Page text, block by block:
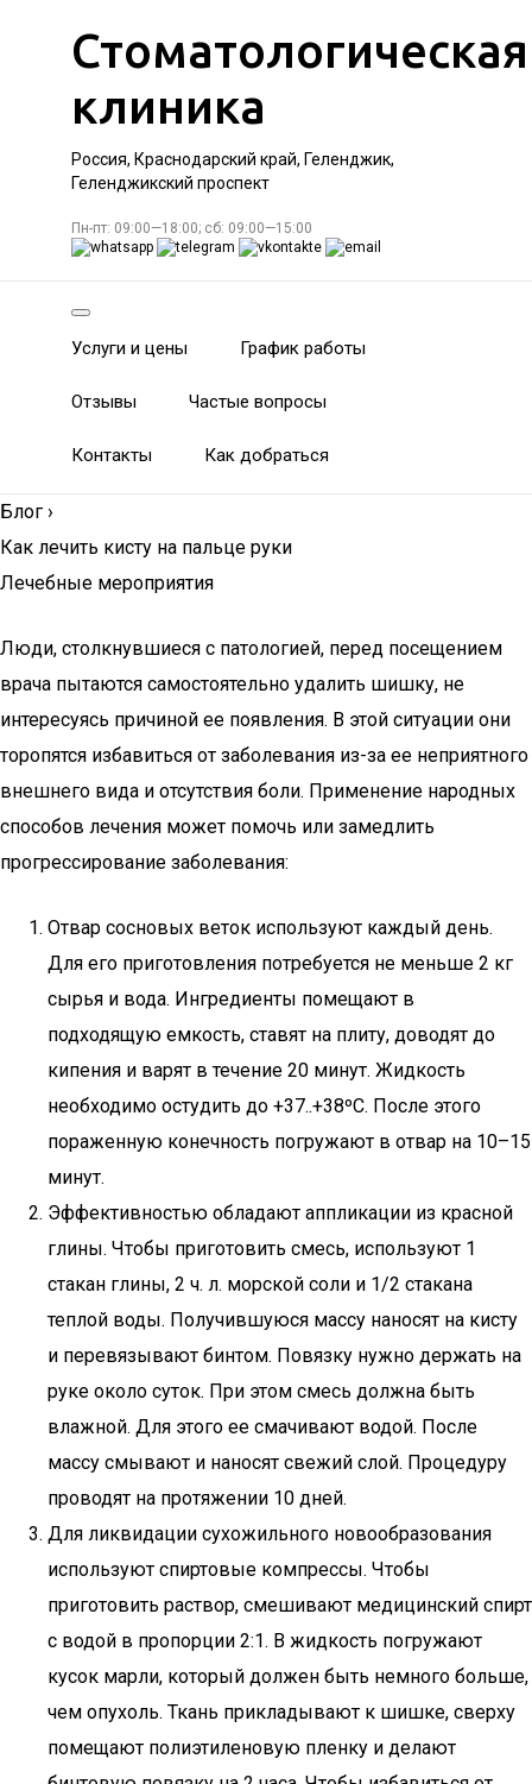
Стоматологическая
клиника
Россия, Краснодарский край, Геленджик,
Геленджикский проспект
Пн-пт: 09:00—18:00; сб: 09:00—15:00
Услуги и цены График работы
Отзывы Частые вопросы
Контакты Как добраться
Блог ›
Как лечить кисту на пальце руки
Лечебные мероприятия
Люди, столкнувшиеся с патологией, перед посещением
врача пытаются самостоятельно удалить шишку, не
интересуясь причиной ее появления. В этой ситуации они
торопятся избавиться от заболевания из-за ее неприятного
внешнего вида и отсутствия боли. Применение народных
способов лечения может помочь или замедлить
прогрессирование заболевания:
Отвар сосновых веток используют каждый день.
Для его приготовления потребуется не меньше 2 кг
сырья и вода. Ингредиенты помещают в
подходящую емкость, ставят на плиту, доводят до
кипения и варят в течение 20 минут. Жидкость
необходимо остудить до +37..+38ºC. После этого
пораженную конечность погружают в отвар на 10–15
минут.
Эффективностью обладают аппликации из красной
глины. Чтобы приготовить смесь, используют 1
стакан глины, 2 ч. л. морской соли и 1/2 стакана
теплой воды. Получившуюся массу наносят на кисту
и перевязывают бинтом. Повязку нужно держать на
руке около суток. При этом смесь должна быть
влажной. Для этого ее смачивают водой. После
массу смывают и наносят свежий слой. Процедуру
проводят на протяжении 10 дней.
Для ликвидации сухожильного новообразования
используют спиртовые компрессы. Чтобы
приготовить раствор, смешивают медицинский спирт
с водой в пропорции 2:1. В жидкость погружают
кусок марли, который должен быть немного больше,
чем опухоль. Ткань прикладывают к шишке, сверху
помещают полиэтиленовую пленку и делают